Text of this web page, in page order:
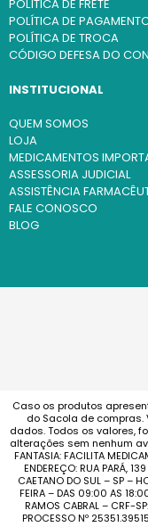
POLÍTICA DE FRETE
POLÍTICA DE
POLÍTICA DE TROCA
CÓDIGO DEFESA DO
INSTITUCIONAL
QUEM SOMOS
LOJA
MEDICAMENTOS
ASSESSORIA JUDICIAL
ASSISTÊNCIA
FALE CONOSCO
BLOG
Caso os produtos
do Sacola de
dados. Todos os valores,
alterações sem nenhum
FANTASIA: FACILITA
ENDEREÇO: RUA PARÁ,
CAETANO DO SUL – SP –
FEIRA – DAS 09:00 AS
RAMOS CABRAL – CRF-
PROCESSO Nº